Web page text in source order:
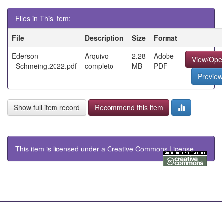
Files in This Item:
File
Description Size
Format
Ederson
_Schmeing.2022.pdf
Arquivo
completo
2.28
MB
Adobe
PDF
View/
Preview
Show full item record Recommend this item
This item is licensed under a Creative Commons License